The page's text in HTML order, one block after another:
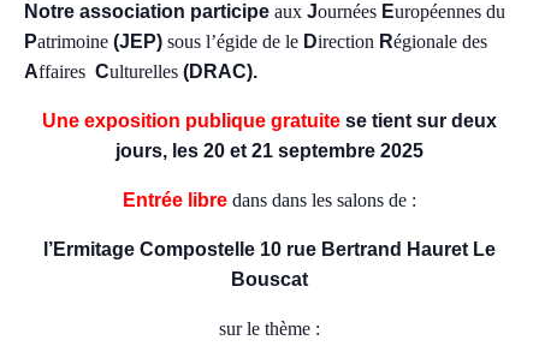
Notre association participe aux Journées Européennes du
Patrimoine (JEP) sous l’égide de le Direction Régionale des
Affaires Culturelles (DRAC).
Une exposition publique gratuite se tient sur deux
jours, les 20 et 21 septembre 2025
Entrée libre dans dans les salons de :
l’Ermitage Compostelle 10 rue Bertrand Hauret Le
Bouscat
sur le thème :